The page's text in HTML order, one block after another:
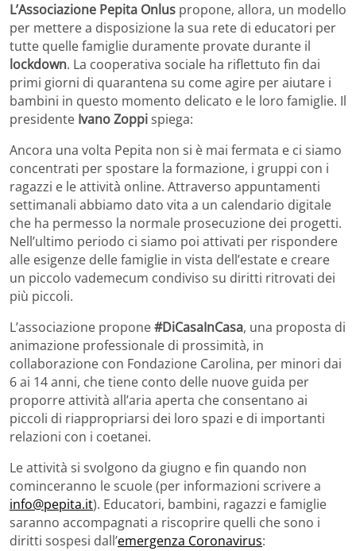
L’Associazione Pepita Onlus propone, allora, un modello
per mettere a disposizione la sua rete di educatori per
tutte quelle famiglie duramente provate durante il
lockdown. La cooperativa sociale ha riflettuto fin dai
primi giorni di quarantena su come agire per aiutare i
bambini in questo momento delicato e le loro famiglie. Il
presidente Ivano Zoppispiega:
Ancora una volta Pepita non si è mai fermata e ci siamo
concentrati per spostare la formazione, i gruppi con i
ragazzi e le attività online. Attraverso appuntamenti
settimanali abbiamo dato vita a un calendario digitale
che ha permesso la normale prosecuzione dei progetti.
Nell’ultimo periodo ci siamo poi attivati per rispondere
alle esigenze delle famiglie in vista dell’estate e creare
un piccolo vademecum condiviso su diritti ritrovati dei
più piccoli.
L’associazione propone#DiCasaInCasa, una proposta di
animazione professionale di prossimità, in
collaborazione con Fondazione Carolina, per minori dai
6 ai 14 anni, che tiene conto delle nuove guida per
proporre attività all’aria aperta che consentano ai
piccoli di riappropriarsi dei loro spazi e di importanti
relazioni con i coetanei.
Le attività si svolgono da giugno e fin quando non
cominceranno le scuole (per informazioni scrivere a
info@pepita.it). Educatori, bambini, ragazzi e famiglie
saranno accompagnati a riscoprire quelli che sono i
diritti sospesi dall’emergenza Coronavirus: